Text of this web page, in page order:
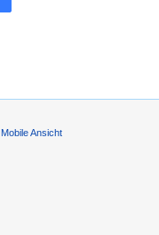
Mobile Ansicht